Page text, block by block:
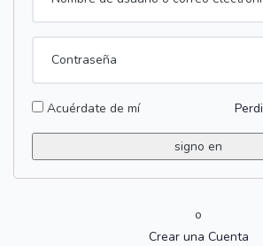
Acuérdate de mí
o
Crear una Cuenta